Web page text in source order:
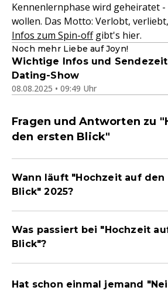
Kennenlernphase wird geheiratet
wollen. Das Motto: Verlobt,
Infos zum Spin-offgibt's hier.
Noch mehr Liebe auf Joyn!
Wichtige Infos und
Dating-Show
08.08.2025 • 09:49 Uhr
Fragen und Antworten zu
den ersten Blick"
Wann läuft "Hochzeit auf den
Blick" 2025?
Was passiert bei "Hochzeit
Blick"?
Hat schon einmal jemand